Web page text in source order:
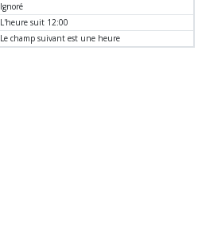
Ignoré
L'heure suit 12:00
Le champ suivant est une heure